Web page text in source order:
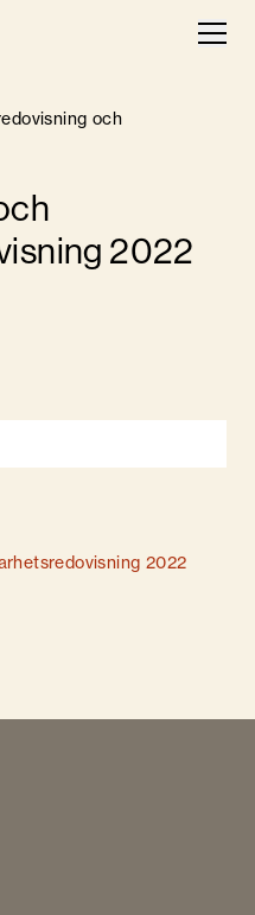
och
2022
2022